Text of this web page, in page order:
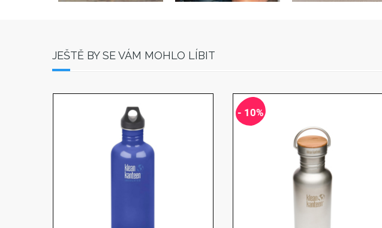
JEŠTĚ BY SE VÁM MOHLO LÍBIT
- 10%